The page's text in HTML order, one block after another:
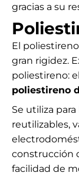
gracias a su
El
gran rigidez.
poliestireno: el
poliestireno
Se utiliza
reutilizables,
construcción
facilidad de